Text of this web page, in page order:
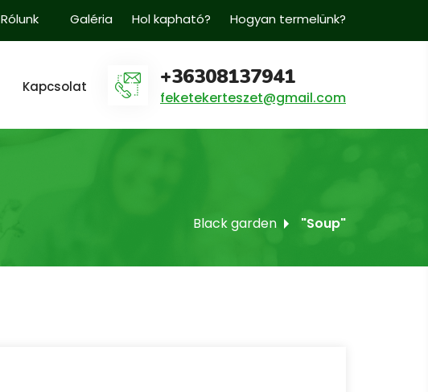
Rólunk Galéria Hol kapható? Hogyan termelünk?
Kapcsolat +36308137941
feketekerteszet@gmail.com
Black garden "Soup"